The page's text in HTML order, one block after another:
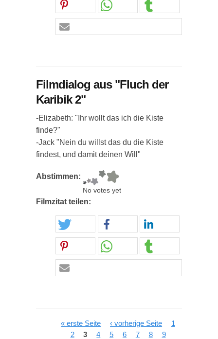
Filmdialog aus "Fluch der
Karibik 2"
-Elizabeth: "Ihr wollt das ich die Kiste
finde?"
-Jack "Nein du willst das du die Kiste
findest, und damit deinen Will"
Abstimmen:
No votes yet
Filmzitat teilen:
Seiten« erste Seite ‹ vorherige Seite
1
2
3 4 5 6 7 8
9